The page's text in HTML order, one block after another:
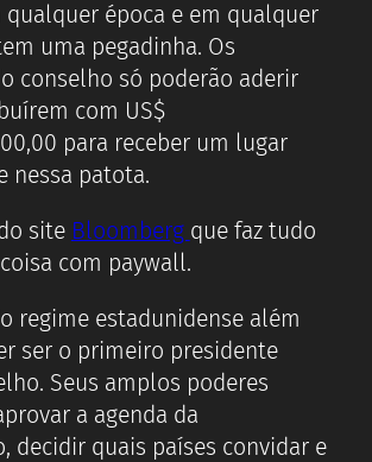
qualquer época e em qualquer
uma pegadinha. Os
conselho só poderão aderir
com US$
para receber um lugar
nessa patota.
site Bloomberg que faz tudo
com paywall.
regime estadunidense além
ser o primeiro presidente
Seus amplos poderes
a agenda da
decidir quais países convidar e